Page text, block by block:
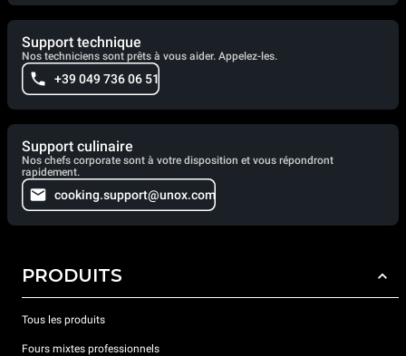
Support technique
Nos techniciens sont prêts à vous aider. Appelez-les.
+39 049 736 06 51
Support culinaire
Nos chefs corporate sont à votre disposition et vous répondront
rapidement.
cooking.support@unox.com
PRODUITS
Tous les produits
Fours mixtes professionnels